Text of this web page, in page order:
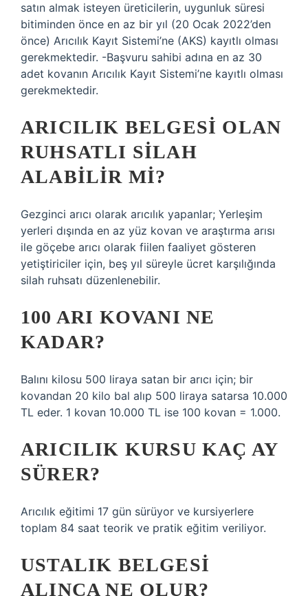
satın almak isteyen üreticilerin, uygunluk süresi
bitiminden önce en az bir yıl (20 Ocak 2022’den
önce) Arıcılık Kayıt Sistemi’ne (AKS) kayıtlı olması
gerekmektedir. -Başvuru sahibi adına en az 30
adet kovanın Arıcılık Kayıt Sistemi’ne kayıtlı olması
gerekmektedir.
ARICILIK BELGESI OLAN
RUHSATLI SILAH
ALABILIR MI?
Gezginci arıcı olarak arıcılık yapanlar; Yerleşim
yerleri dışında en az yüz kovan ve araştırma arısı
ile göçebe arıcı olarak fiilen faaliyet gösteren
yetiştiriciler için, beş yıl süreyle ücret karşılığında
silah ruhsatı düzenlenebilir.
100 ARI KOVANI NE
KADAR?
Balını kilosu 500 liraya satan bir arıcı için; bir
kovandan 20 kilo bal alıp 500 liraya satarsa ​​10.000
TL eder. 1 kovan 10.000 TL ise 100 kovan = 1.000.
ARICILIK KURSU KAÇ AY
SÜRER?
Arıcılık eğitimi 17 gün sürüyor ve kursiyerlere
toplam 84 saat teorik ve pratik eğitim veriliyor.
USTALIK BELGESI
ALINCA NE OLUR?